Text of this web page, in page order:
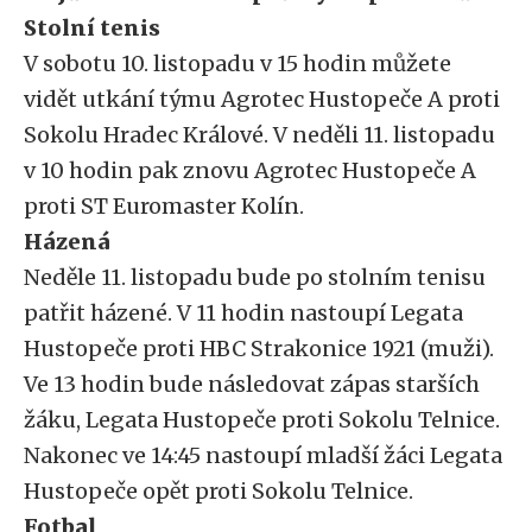
Stolní tenis
V sobotu 10. listopadu v 15 hodin můžete
vidět utkání týmu Agrotec Hustopeče A proti
Sokolu Hradec Králové. V neděli 11. listopadu
v 10 hodin pak znovu Agrotec Hustopeče A
proti ST Euromaster Kolín.
Házená
Neděle 11. listopadu bude po stolním tenisu
patřit házené. V 11 hodin nastoupí Legata
Hustopeče proti HBC Strakonice 1921 (muži).
Ve 13 hodin bude následovat zápas starších
žáku, Legata Hustopeče proti Sokolu Telnice.
Nakonec ve 14:45 nastoupí mladší žáci Legata
Hustopeče opět proti Sokolu Telnice.